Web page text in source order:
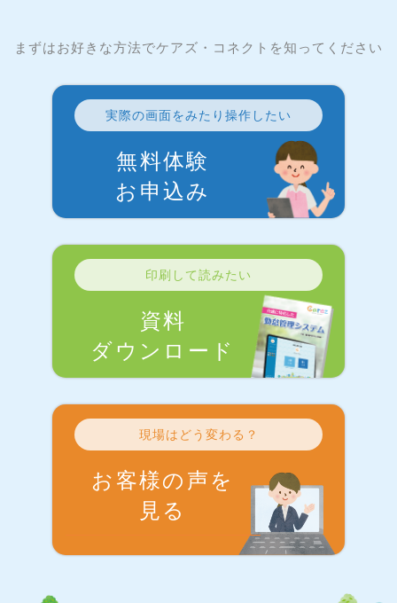
まずはお好きな方法でケアズ・コネクトを知ってください
実際の画面をみたり操作したい
無料体験
お申込み
印刷して読みたい
資料
ダウンロード
現場はどう変わる？
お客様の声を
見る